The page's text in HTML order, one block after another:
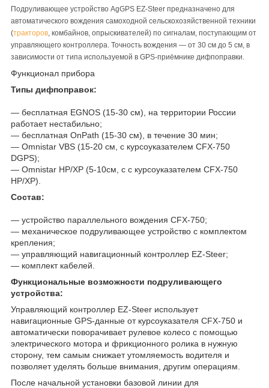
Подруливающее устройство AgGPS EZ-Steer предназначено для
автоматического вождения самоходной сельскохозяйственной техники
(тракторов , комбайнов, опрыскивателей) по сигналам, поступающим от
управляющего контроллера. Точность вождения — от 30 см до 5 см, в
зависимости от типа используемой в GPS-приёмнике дифпоправки.
Функционал прибора
Типы дифпоправок:
— бесплатная EGNOS (15-30 см), на территории России
работает нестабильно;
— бесплатная OnPath (15-30 см), в течение 30 мин;
— Omnistar VBS (15-20 см, с курсоуказателем CFX-750
DGPS);
— Omnistar HP/XP (5-10см, с с курсоуказателем CFX-750
HP/XP).
Состав:
— устройство параллельного вождения CFX-750;
— механическое подруливающее устройство с комплектом
крепления;
— управляющий навигационный контроллер EZ-Steer;
— комплект кабелей.
Функциональные возможности подруливающего
устройства:
Управляющий контроллер EZ-Steer использует
навигационные GPS-данные от курсоуказателя CFX-750 и
автоматически поворачивает рулевое колесо с помощью
электрического мотора и фрикционного ролика в нужную
сторону, тем самым снижает утомляемость водителя и
позволяет уделять больше внимания, другим операциям.
После начальной установки базовой линии для